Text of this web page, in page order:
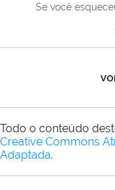
Se você
Todo o conteúdo
Creative Commons
Adaptada.